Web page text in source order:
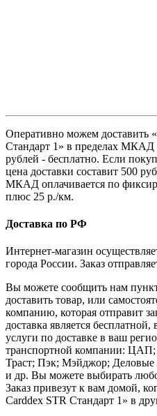
Оперативно можем доставить
Стандарт 1» в пределах МКАД
рублей - бесплатно. Если
цена доставки составит 500
МКАД оплачивается по
плюс 25 р./км.
Доставка по РФ
Интернет-магазин
города России. Заказ
Вы можете сообщить нам пункт
доставить товар, или
компанию, которая отправит
доставка является
услуги по доставке в ваш
транспортной компании:
Траст; Пэк; Мэйджор;
и др. Вы можете выбирать
Заказ привезут к вам домой,
Carddex STR Стандарт 1» в